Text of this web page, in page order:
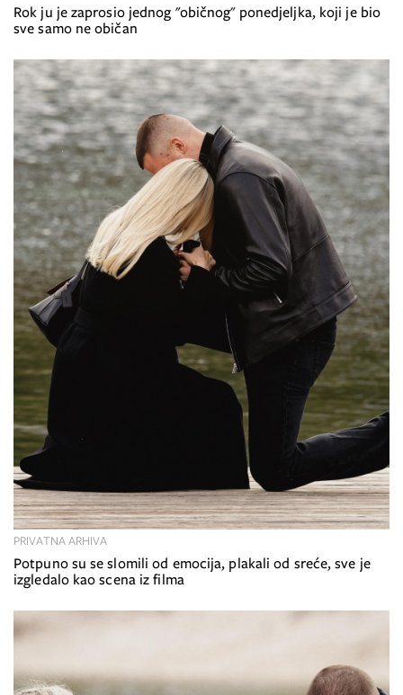
Rok ju je zaprosio jednog "običnog" ponedjeljka, koji je bio
sve samo ne običan
Potpuno su se slomili od emocija, plakali od sreće, sve je
izgledalo kao scena iz filma
PRIVATNA ARHIVA